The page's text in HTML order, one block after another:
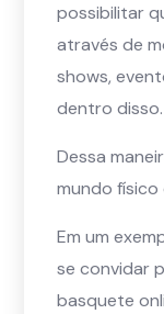
possibilitar
através de
shows,
dentro disso.
Dessa
mundo físico
Em um
se convidar
basquete